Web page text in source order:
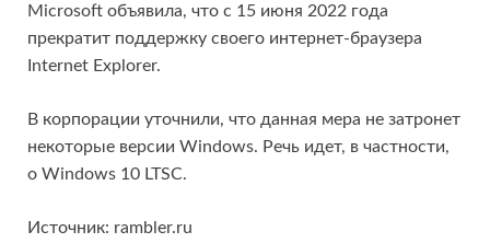
Microsoft объявила, что с 15 июня 2022 года
прекратит поддержку своего интернет-браузера
Internet Explorer.
В корпорации уточнили, что данная мера не затронет
некоторые версии Windows. Речь идет, в частности,
о Windows 10 LTSC.
Источник: rambler.ru